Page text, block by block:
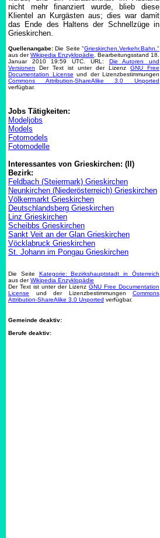
nicht mehr finanziert wurde, blieb diese
Klientel an Kurgästen aus; dies war damit
das Ende des Haltens der Schnellzüge in
Grieskirchen.
Quellenangabe:Die Seite "Grieskirchen.Verkehr.Bahn."
aus derWikipedia Enzyklopädie . Bearbeitungsstand 18.
Januar 2010 19:59 UTC. URL: Die Autoren und
Versionen Der Text ist unter der Lizenz GNU Free
Documentation License und der Lizenzbestimmungen
Commons Attribution-ShareAlike 3.0 Unported
verfügbar.
Jobs Tätigkeiten:
Modeljobs
Models
Fotomodels
Fotomodelle
Interessantes von Grieskirchen: (II)
Bezirk:
Feldbach (Steiermark) Grieskirchen
Neunkirchen (Niederösterreich) Grieskirchen
Völkermarkt Grieskirchen
Deutschlandsberg Grieskirchen
Linz Grieskirchen
Scheibbs Grieskirchen
Sankt Veit an der Glan Grieskirchen
Vöcklabruck Grieskirchen
St. Johann im Pongau Grieskirchen
Die Seite Kategorie: Bezirkshauptstadt in Österreich
aus derWikipedia Enzyklopädie
Der Text ist unter der Lizenz GNU Free Documentation
License und der Lizenzbestimmungen Commons
Attribution-ShareAlike 3.0 Unported verfügbar.
Gemeinde deaktiv:
Berufe deaktiv: